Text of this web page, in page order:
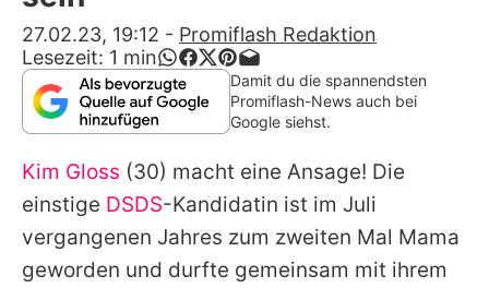
App runterladen
Team
Redaktionelle Richtlinien
Impressum
Datenschutzerklärung
Nutzungsbedingungen
27.02.23, 19:12 - Promiflash Redaktion
Lesezeit: 1 min
Damit du die spannendsten
Promiflash-News auch bei
Google siehst.
Kim Gloss (30) macht eine Ansage! Die
einstige DSDS-Kandidatin ist im Juli
vergangenen Jahres zum zweiten Mal Mama
geworden und durfte gemeinsam mit ihrem